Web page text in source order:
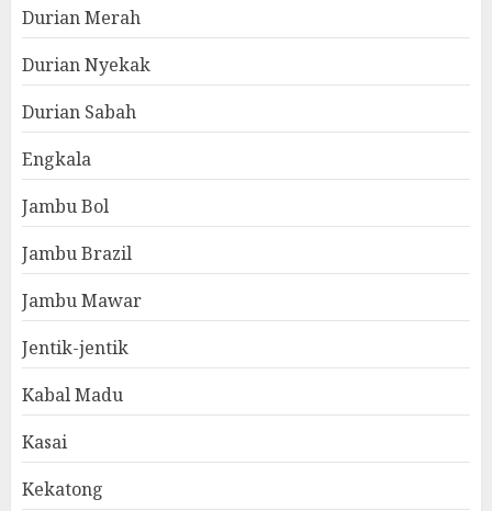
Durian Merah
Durian Nyekak
Durian Sabah
Engkala
Jambu Bol
Jambu Brazil
Jambu Mawar
Jentik-jentik
Kabal Madu
Kasai
Kekatong